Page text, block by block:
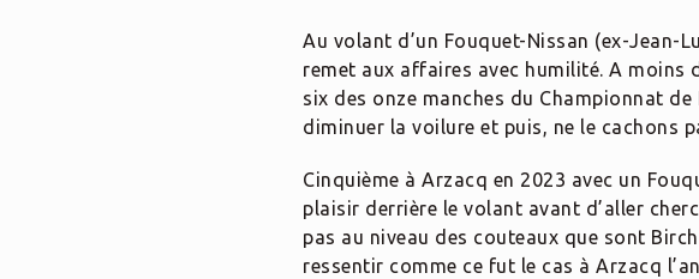
Au volant d’un Fouquet-Nissan (ex-Jean-
remet aux affaires avec humilité. A moins
six des onze manches du Championnat
diminuer la voilure et puis, ne le cachons
Cinquième à Arzacq en 2023 avec un
plaisir derrière le volant avant d’aller
pas au niveau des couteaux que sont
ressentir comme ce fut le cas à Arzacq